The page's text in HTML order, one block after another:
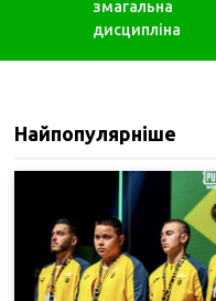
змагальна
дисципліна
Найпопулярніше